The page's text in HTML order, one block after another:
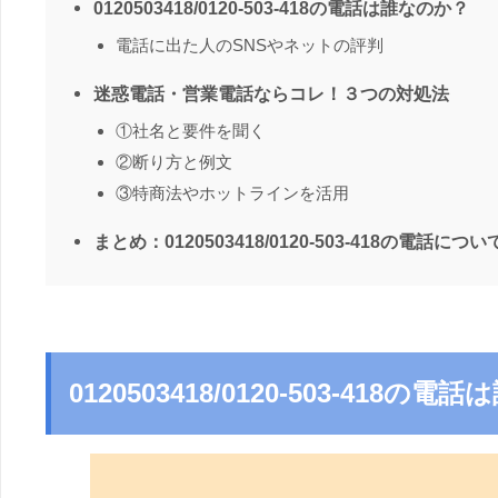
0120503418/0120-503-418の電話は誰なのか？
電話に出た人のSNSやネットの評判
迷惑電話・営業電話ならコレ！３つの対処法
①社名と要件を聞く
②断り方と例文
③特商法やホットラインを活用
まとめ：0120503418/0120-503-418の電話につい
0120503418/0120-503-418の電話